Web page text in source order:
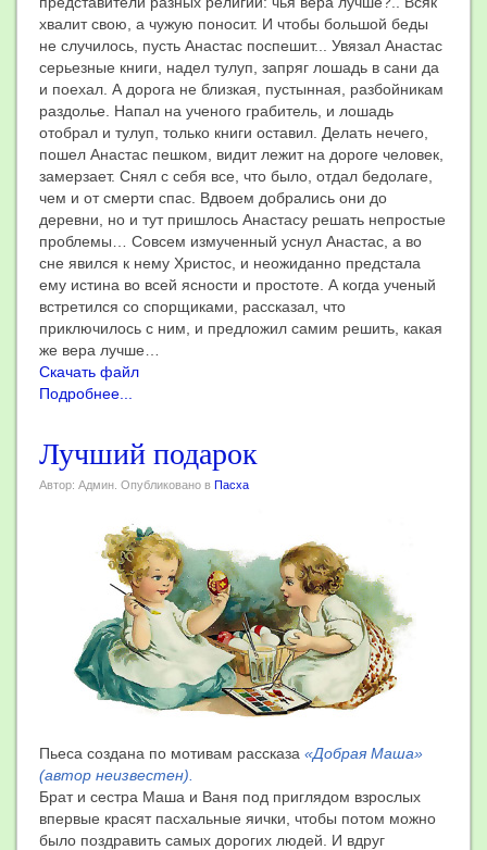
хвалит свою, а чужую поносит. И чтобы большой беды
не случилось, пусть Анастас поспешит... Увязал Анастас
серьезные книги, надел тулуп, запряг лошадь в сани да
и поехал. А дорога не близкая, пустынная, разбойникам
раздолье. Напал на ученого грабитель, и лошадь
отобрал и тулуп, только книги оставил. Делать нечего,
пошел Анастас пешком, видит лежит на дороге человек,
замерзает. Снял с себя все, что было, отдал бедолаге,
чем и от смерти спас. Вдвоем добрались они до
деревни, но и тут пришлось Анастасу решать непростые
проблемы… Совсем измученный уснул Анастас, а во
сне явился к нему Христос, и неожиданно предстала
ему истина во всей ясности и простоте. А когда ученый
встретился со спорщиками, рассказал, что
приключилось с ним, и предложил самим решить, какая
же вера лучше…
Скачать файл
Подробнее...
Лучший подарок
Автор: Админ. Опубликовано в Пасха
Пьеса создана по мотивам рассказа «Добрая Маша»
(автор неизвестен).
Брат и сестра Маша и Ваня под приглядом взрослых
впервые красят пасхальные яички, чтобы потом можно
было поздравить самых дорогих людей. И вдруг